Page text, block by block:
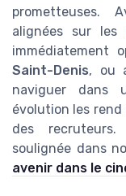
prometteuses.
alignées sur les
immédiatement
Saint-Denis, ou
naviguer dans
évolution les
des
soulignée dans
avenir dans le